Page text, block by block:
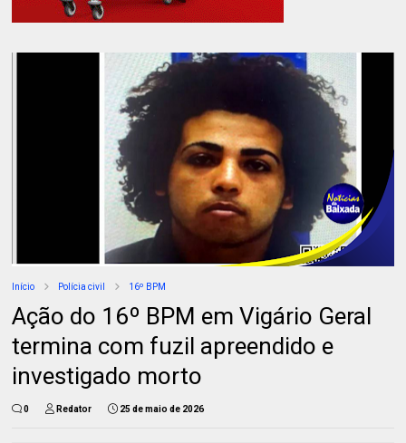
Início Polícia civil 16º BPM
Ação do 16º BPM em Vigário Geral
termina com fuzil apreendido e
investigado morto
0 Redator 25 de maio de 2026